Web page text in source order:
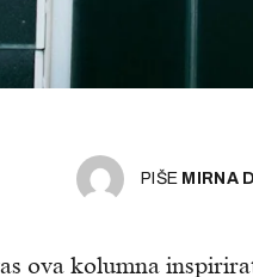
PIŠE MIRNA
ova kolumna